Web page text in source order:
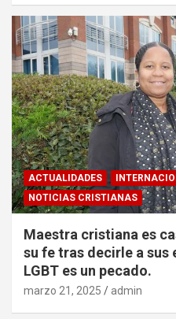
ACTUALIDADES
NOTICIAS CRISTIANAS
Maestra cristiana es
su fe tras decirle a sus
LGBT es un pecado.
marzo 21, 2025 admin